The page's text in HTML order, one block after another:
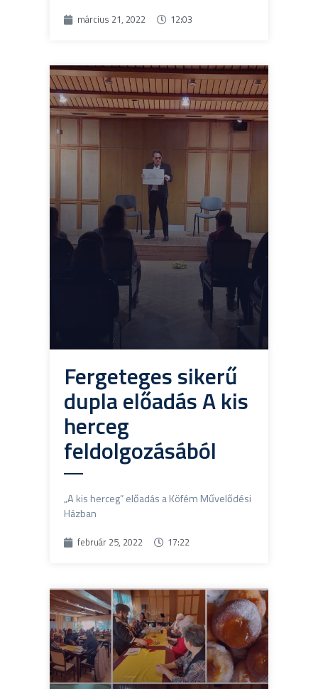
március 21, 2022 12:03
Fergeteges sikerű
dupla előadás A kis
herceg
feldolgozásából
„A kis herceg” előadás a Köfém Művelődési
Házban
február 25, 2022 17:22